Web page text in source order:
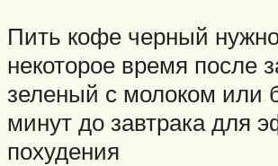
Пить кофе черный
некоторое время после
зеленый с молоком или
минут до завтрака для
похудения